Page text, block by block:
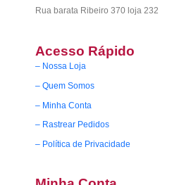
Rua barata Ribeiro 370 loja 232
Acesso Rápido
– Nossa Loja
– Quem Somos
– Minha Conta
– Rastrear Pedidos
– Política de Privacidade